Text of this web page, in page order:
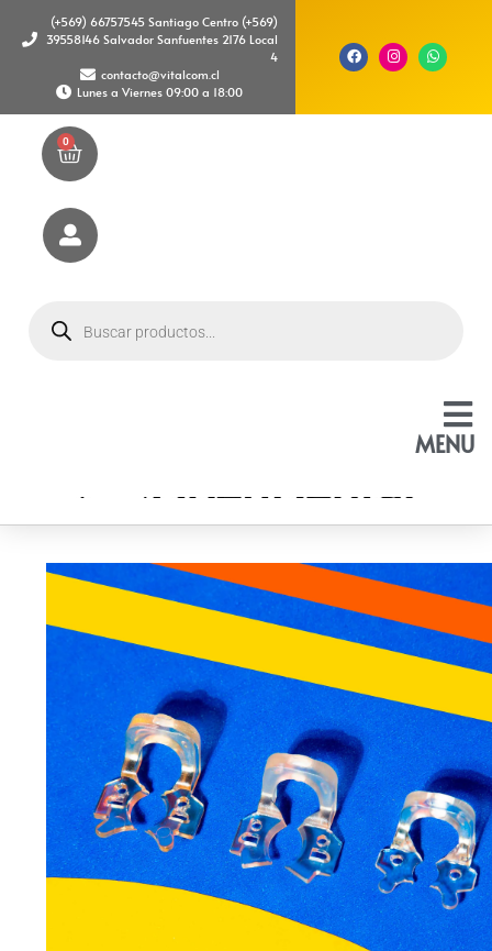
(+569) 66757545 Santiago Centro (+569)
39558146 Salvador Sanfuentes 2176 Local
4
contacto@vitalcom.cl
Lunes a Viernes 09:00 a 18:00
MENU
0